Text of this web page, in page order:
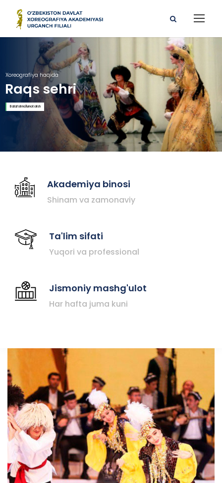
Xoreografiya haqida
Raqs sehri
Batafsil ma'lumot olish
Akademiya binosi
Shinam va zamonaviy
Ta'lim sifati
Yuqori va professional
Jismoniy mashg'ulot
Har hafta juma kuni